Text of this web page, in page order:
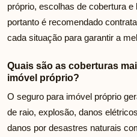
próprio, escolhas de cobertura
portanto é recomendado
cada situação para garantir a
Quais são as coberturas
imóvel próprio?
O seguro para imóvel próprio
de raio, explosão, danos
danos por desastres naturais